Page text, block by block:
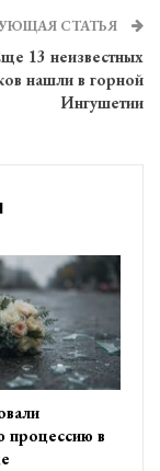
СТАТЬЯ
13 неизвестных
нашли в горной
Ингушетии
процессию в